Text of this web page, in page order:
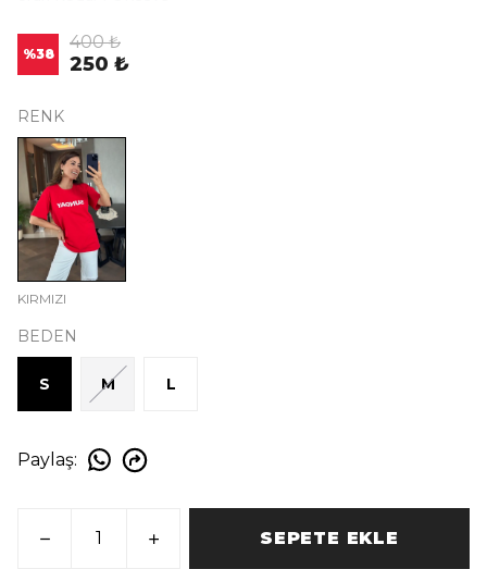
%38
400 ₺
250 ₺
RENK
KIRMIZI
BEDEN
S M L
Paylaş:
SEPETE EKLE